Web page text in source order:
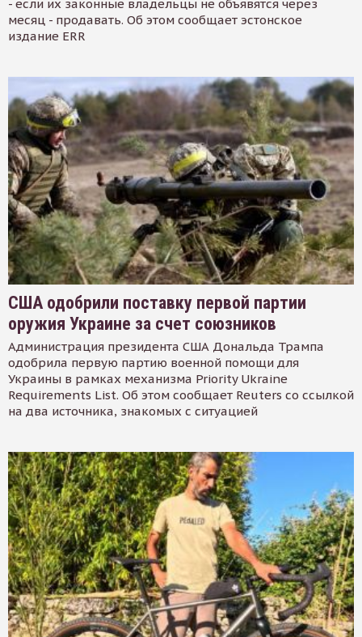
- если их законные владельцы не объявятся через
месяц - продавать. Об этом сообщает эстонское
издание ERR
США одобрили поставку первой партии
оружия Украине за счет союзников
Администрация президента США Дональда Трампа
одобрила первую партию военной помощи для
Украины в рамках механизма Priority Ukraine
Requirements List. Об этом сообщает Reuters со ссылкой
на два источника, знакомых с ситуацией